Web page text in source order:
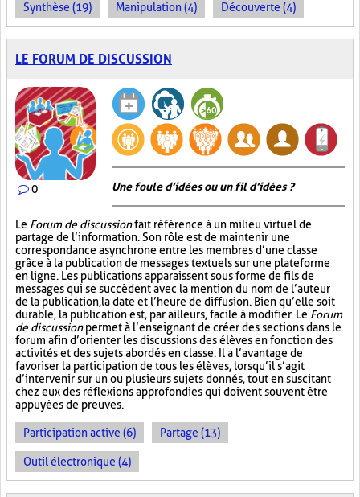
Synthèse (19) Manipulation (4) Découverte (4)
LE FORUM DE DISCUSSION
0 Une foule d’idées ou un fil d’idées ?
Le Forum de discussionfait référence à un milieu virtuel de
partage de l’information. Son rôle est de maintenir une
correspondance asynchrone entre les membres d’une classe
grâce à la publication de messages textuels sur une plateforme
en ligne. Les publications apparaissent sous forme de fils de
messages qui se succèdent avec la mention du nom de l’auteur
de la publication, la date et l’heure de diffusion. Bien qu’elle soit
durable, la publication est, par ailleurs, facile à modifier. Le Forum
de discussionpermet à l’enseignant de créer des sections dans le
forum afin d’orienter les discussions des élèves en fonction des
activités et des sujets abordés en classe. Il a l’avantage de
favoriser la participation de tous les élèves, lorsqu’il s’agit
d’intervenir sur un ou plusieurs sujets donnés, tout en suscitant
chez eux des réflexions approfondies qui doivent souvent être
appuyées de preuves.
Participation active (6) Partage (13)
Outil électronique (4)